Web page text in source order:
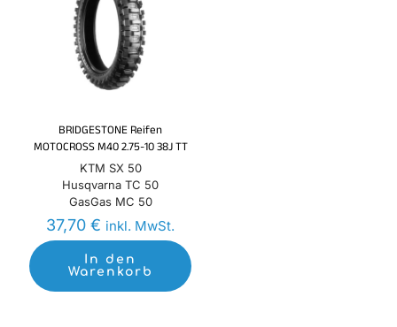
BRIDGESTONE Reifen
MOTOCROSS M40 2.75-10 38J TT
KTM SX 50
Husqvarna TC 50
GasGas MC 50
37,70€ inkl. MwSt.
In den
Warenkorb